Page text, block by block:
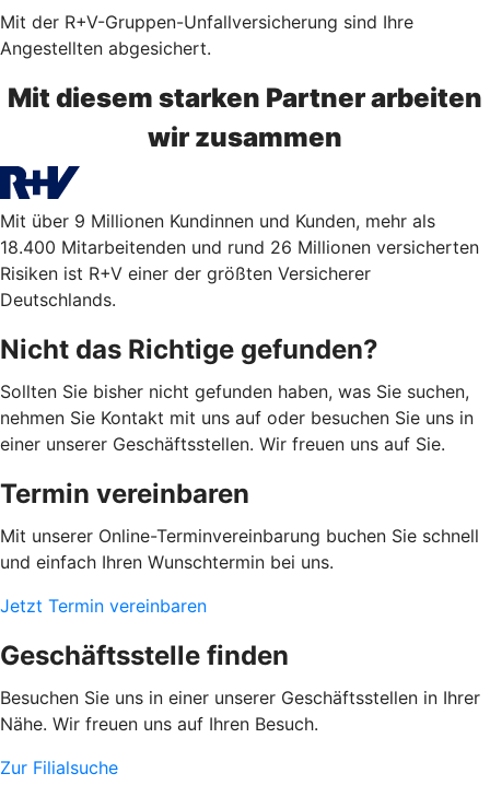
Mit der R+V-Gruppen-Unfallversicherung sind Ihre
Angestellten abgesichert.
Mit diesem starken Partner arbeiten
wir zusammen
Mit über 9 Millionen Kundinnen und Kunden, mehr als
18.400 Mitarbeitenden und rund 26 Millionen versicherten
Risiken ist R+V einer der größten Versicherer
Deutschlands.
Nicht das Richtige gefunden?
Sollten Sie bisher nicht gefunden haben, was Sie suchen,
nehmen Sie Kontakt mit uns auf oder besuchen Sie uns in
einer unserer Geschäftsstellen. Wir freuen uns auf Sie.
Termin vereinbaren
Mit unserer Online-Terminvereinbarung buchen Sie schnell
und einfach Ihren Wunschtermin bei uns.
Jetzt Termin vereinbaren
Geschäftsstelle finden
Besuchen Sie uns in einer unserer Geschäftsstellen in Ihrer
Nähe. Wir freuen uns auf Ihren Besuch.
Zur Filialsuche